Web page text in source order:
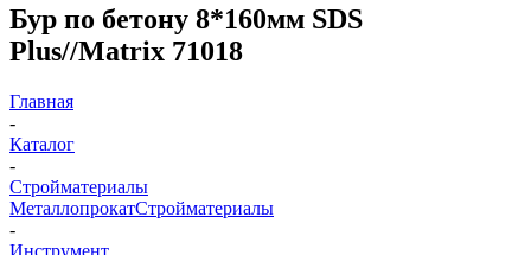
Бур по бетону 8*160мм SDS
Plus//Matrix 71018
Главная
-
Каталог
-
Стройматериалы
МеталлопрокатСтройматериалы
-
Инструмент